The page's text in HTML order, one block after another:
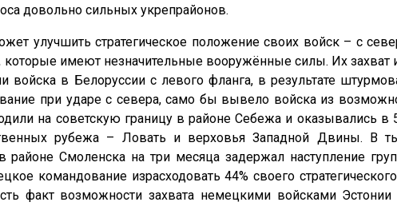
довольно сильных укрепрайонов.
улучшить стратегическое положение своих войск – с
имеют незначительные вооружённые силы. Их захват
войска в Белоруссии с левого фланга, в результате
при ударе с севера, само бы вывело войска из
на советскую границу в районе Себежа и оказывались в
рубежа – Ловать и верховья Западной Двины. В
Смоленска на три месяца задержал наступление
командование израсходовать 44% своего
факт возможности захвата немецкими войсками